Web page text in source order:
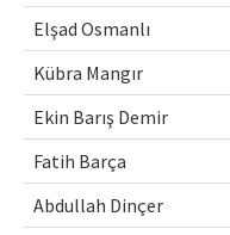
Elşad Osmanlı
Kübra Mangır
Ekin Barış Demir
Fatih Barça
Abdullah Dinçer